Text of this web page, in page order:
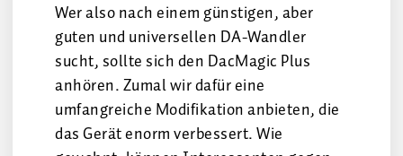
Wer also nach einem günstigen, aber
guten und universellen DA-Wandler
sucht, sollte sich den DacMagic Plus
anhören. Zumal wir dafür eine
umfangreiche Modifikation anbieten, die
das Gerät enorm verbessert. Wie